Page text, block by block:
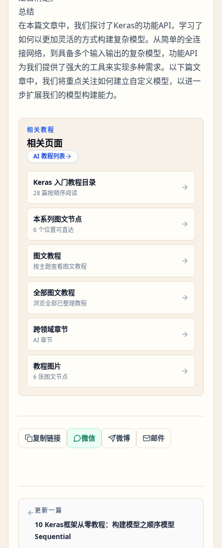
总结
在本篇文章中，我们探讨了Keras的功能API，学习了
如何以更加灵活的方式构建复杂模型。从简单的全连
接网络，到具备多个输入输出的复杂模型，功能API
为我们提供了强大的工具来实现多种需求。以下篇文
章中，我们将重点关注如何建立自定义模型，以进一
步扩展我们的模型构建能力。
相关教程
相关页面
AI 教程列表
Keras 入门教程目录
28 篇按顺序阅读
本系列图文节点
6 个位置可直达
图文教程
按主题查看图文教程
全部图文教程
浏览全部已整理教程
跨领域章节
AI 章节
教程图片
6 张图文节点
复制链接 微信 微博 邮件
更新一篇
10 Keras框架从零教程：构建模型之顺序模型
Sequential